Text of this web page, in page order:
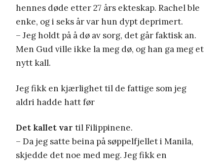
hennes døde etter 27 års ekteskap. Rachel ble
enke, og i seks år var hun dypt deprimert.
– Jeg holdt på å dø av sorg, det går faktisk an.
Men Gud ville ikke la meg dø, og han ga meg et
nytt kall.
Jeg fikk en kjærlighet til de fattige som jeg
aldri hadde hatt før
Det kallet var til Filippinene.
– Da jeg satte beina på søppelfjellet i Manila,
skjedde det noe med meg. Jeg fikk en